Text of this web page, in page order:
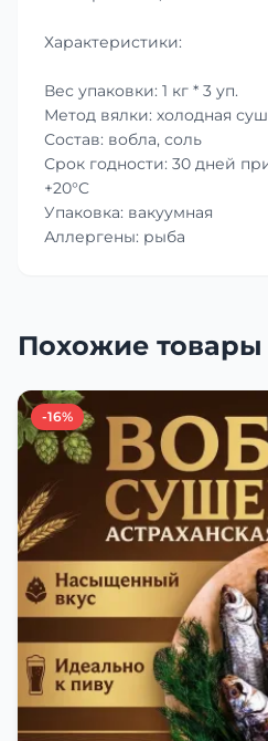
Характеристики:
Вес упаковки: 1 кг * 3 уп.
Метод вялки: холодная
Состав: вобла, соль
Срок годности: 30 дней
+20°C
Упаковка: вакуумная
Аллергены: рыба
Похожие товары
-16%